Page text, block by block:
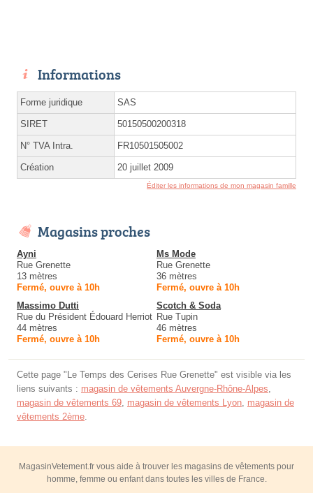
Informations
Forme juridique SAS
SIRET 50150500200318
N° TVA Intra. FR10501505002
Création 20 juillet 2009
Éditer les informations de mon magasin famille
Magasins proches
Ayni
Rue Grenette
13 mètres
Fermé, ouvre à 10h
Ms Mode
Rue Grenette
36 mètres
Fermé, ouvre à 10h
Massimo Dutti
Rue du Président Édouard Herriot
44 mètres
Fermé, ouvre à 10h
Scotch & Soda
Rue Tupin
46 mètres
Fermé, ouvre à 10h
Cette page "Le Temps des Cerises Rue Grenette" est visible via les
liens suivants : magasin de vêtements Auvergne-Rhône-Alpes
magasin de vêtements 69 magasin de vêtements Lyon magasin de
vêtements 2ème
MagasinVetement.fr vous aide à trouver les magasins de vêtements pour
homme, femme ou enfant dans toutes les villes de France.